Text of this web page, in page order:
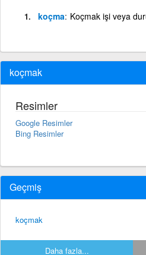
koçma Koçmak işi veya
koçmak
Resimler
Google Resimler
Bing Resimler
Geçmiş
koçmak
Daha fazla...